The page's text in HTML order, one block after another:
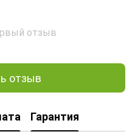
отзыв
отзыв
Гарантия